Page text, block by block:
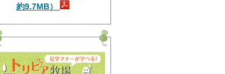
約9.7MB）